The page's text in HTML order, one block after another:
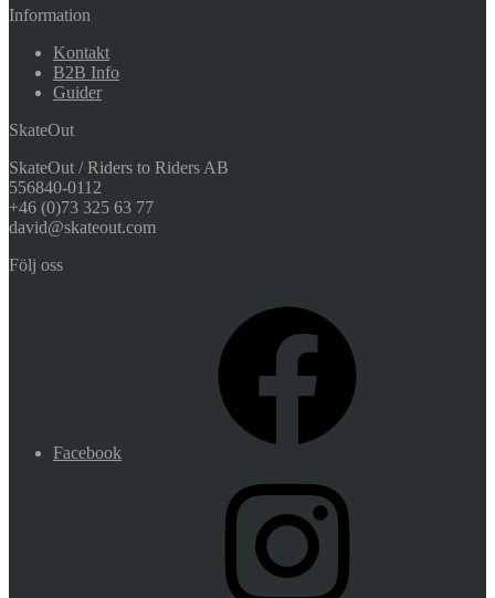
Information
Kontakt
B2B Info
Guider
SkateOut
SkateOut / Riders to Riders AB
556840-0112
+46 (0)73 325 63 77
david@skateout.com
Följ oss
Facebook